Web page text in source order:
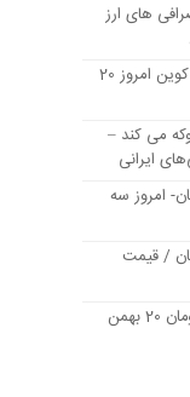
های ارز
قیمت ارز دیجیتال بیت کوین امروز 20
می کند –
ایرانی
امروز سه
/ قیمت
قیمت امروز اتریوم به تومان 20 بهمن